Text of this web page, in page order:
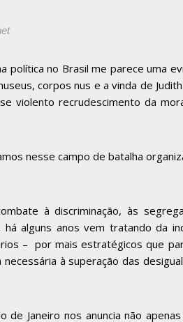
no Brasil me parece uma
corpos nus e a vinda de
violento recrudescimento da
nesse campo de batalha
à discriminação, às
há alguns anos vem tratando da
– por mais estratégicos que
à superação das
de Janeiro nos anuncia não